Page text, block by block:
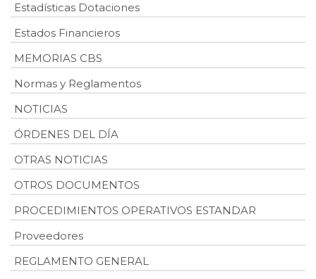
Estadísticas Dotaciones
Estados Financieros
MEMORIAS CBS
Normas y Reglamentos
NOTICIAS
ÓRDENES DEL DÍA
OTRAS NOTICIAS
OTROS DOCUMENTOS
PROCEDIMIENTOS OPERATIVOS ESTANDAR
Proveedores
REGLAMENTO GENERAL